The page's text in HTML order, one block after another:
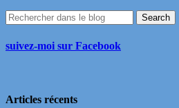
suivez-moi sur Facebook
Articles récents